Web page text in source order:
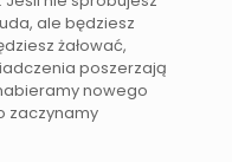
ale będziesz
żałować,
poszerzają
nowego
zaczynamy